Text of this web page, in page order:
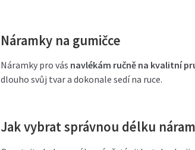
Náramky na gumičce
Náramky pro vás navlékám ručně na kvalitní
dlouho svůj tvar a dokonale sedí na ruce.
Jak vybrat správnou délku